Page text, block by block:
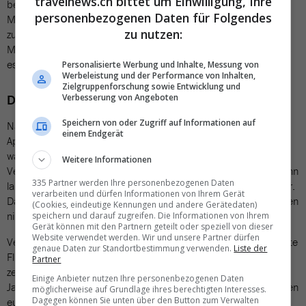
begann die Suchaktion des Gepäcks. Als der Kapitän die
Menschen an Bord über die neuen Umstände und über die
zusätzliche Verspätung informierte, ging ein Raunen durch die
Menge. Für die sichtlich genervte Edelweiss-Crew und uns hiess
es erneut: warten. Und noch mehr Verspätung.
Dreieinhalb Stunden Verspätung
Nachdem die Crew als einziger Trost für die Umstände die
Appenzeller Bärli-Biberli etwas früher als sonst verteilt hatte,
waren wir bereit für den Start, mit satten dreieinhalb Stunden
Verspätung. Geplanter Startzeitpunkt war 10:05 Uhr. Als wir dann
langsam auf die Startbahn rollten zeigte die Uhr nach 13:00 Uhr.
Dass wir in Marrakesch aufgrund eines VIP-Fluges für 20 Minuten
nicht landen durften, war dann nur noch die obligate Zugabe.
Verspätungen ohne Ende oder gar Flugannullationen: Jeder dritte
Flug startet in Kloten mit mehr als 15 Minuten Verspätung, dies
zeigt eine Auswertung von «Flightright» aus dem vergangenen
Jahr ( Travelnews berichtete). Mit diesem Wert gehören wir zu den
europäischen Spitzenreitern bei Flugverspätungen.
personenbezogenen Daten für Folgendes
zu nutzen:
Personalisierte Werbung und Inhalte, Messung von
Werbeleistung und der Performance von Inhalten,
Zielgruppenforschung sowie Entwicklung und
Verbesserung von Angeboten
Speichern von oder Zugriff auf Informationen auf
einem Endgerät
Weitere Informationen
335 Partner werden Ihre personenbezogenen Daten
verarbeiten und dürfen Informationen von Ihrem Gerät
(Cookies, eindeutige Kennungen und andere Gerätedaten)
speichern und darauf zugreifen. Die Informationen von Ihrem
Gerät können mit den Partnern geteilt oder speziell von dieser
Website verwendet werden. Wir und unsere Partner dürfen
genaue Daten zur Standortbestimmung verwenden. Liste der
Partner
Einige Anbieter nutzen Ihre personenbezogenen Daten
möglicherweise auf Grundlage ihres berechtigten Interesses.
Dagegen können Sie unten über den Button zum Verwalten